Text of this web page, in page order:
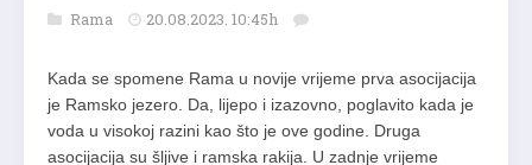
Rama 20.08.2023. 10:45h
Kada se spomene Rama u novije vrijeme prva asocijacija
je Ramsko jezero. Da, lijepo i izazovno, poglavito kada je
voda u visokoj razini kao što je ove godine. Druga
asocijacija su šljive i ramska rakija. U zadnje vrijeme